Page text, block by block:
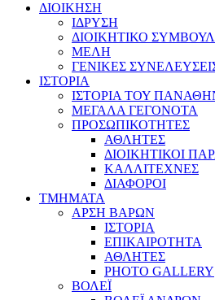
ΔΙΟΙΚΗΣΗ
ΙΔΡΥΣΗ
ΔΙΟΙΚΗΤΙΚΟ
ΜΕΛΗ
ΓΕΝΙΚΕΣ
ΙΣΤΟΡΙΑ
ΙΣΤΟΡΙΑ ΤΟΥ
ΜΕΓΑΛΑ ΓΕΓΟΝΟΤΑ
ΠΡΟΣΩΠΙΚΟΤΗΤΕΣ
ΑΘΛΗΤΕΣ
ΔΙΟΙΚΗΤΙΚΟΙ
ΚΑΛΛΙΤΕΧΝΕΣ
ΔΙΑΦΟΡΟΙ
ΤΜΗΜΑΤΑ
ΑΡΣΗ ΒΑΡΩΝ
ΙΣΤΟΡΙΑ
ΕΠΙΚΑΙΡΟΤΗΤΑ
ΑΘΛΗΤΕΣ
PHOTO GALLERY
ΒΟΛΕΪ